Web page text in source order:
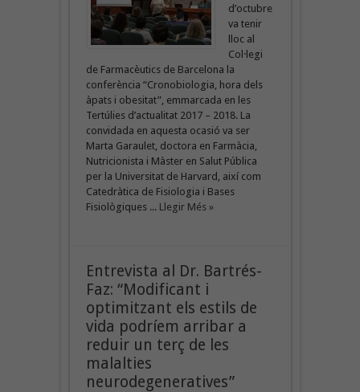
d’octubre
va tenir
lloc al
Col·legi
de Farmacèutics de Barcelona la
conferència “Cronobiologia, hora dels
àpats i obesitat”, emmarcada en les
Tertúlies d’actualitat 2017 – 2018. La
convidada en aquesta ocasió va ser
Marta Garaulet, doctora en Farmàcia,
Nutricionista i Màster en Salut Pública
per la Universitat de Harvard, així com
Catedràtica de Fisiologia i Bases
Fisiològiques ... Llegir Més »
Entrevista al Dr. Bartrés-
Faz: “Modificant i
optimitzant els estils de
vida podríem arribar a
reduir un terç de les
malalties
neurodegeneratives”